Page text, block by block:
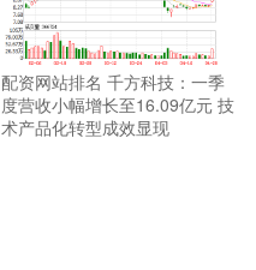
配资网站排名 千方科技：一季
度营收小幅增长至16.09亿元 技
术产品化转型成效显现